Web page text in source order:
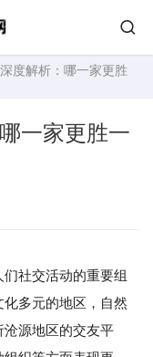
度解析：哪一家更胜
一家更胜一
们社交活动的重要组
多元的地区，自然
源地区的交友平